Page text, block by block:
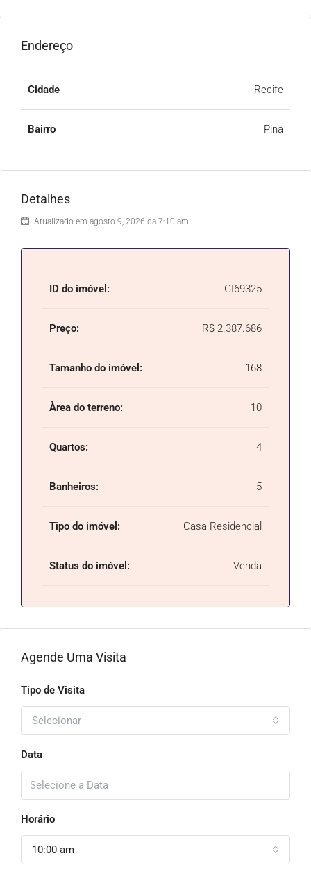
Endereço
Cidade Recife
Bairro Pina
Detalhes
Atualizado em agosto 9, 2026 da 7:10 am
ID do imóvel: GI69325
Preço: R$ 2.387.686
Tamanho do imóvel: 168
Àrea do terreno: 10
Quartos: 4
Banheiros: 5
Tipo do imóvel: Casa Residencial
Status do imóvel: Venda
Agende Uma Visita
Tipo de Visita
Selecionar
Data
Horário
10:00 am